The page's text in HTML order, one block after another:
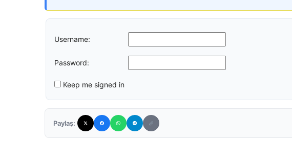
Username:
Password:
Keep me signed in
Paylaş: